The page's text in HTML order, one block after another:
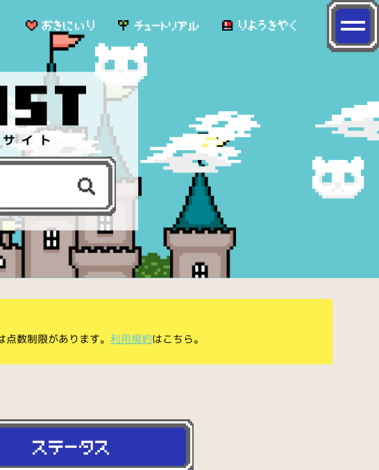
イト
数制限があります。 利用規約はこちら。